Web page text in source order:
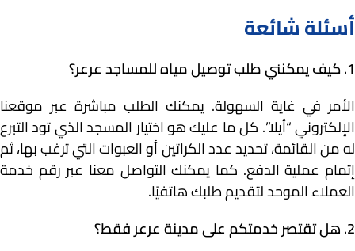
أسئلة شائعة
1. كيف يمكنني طلب توصيل مياه للمساجد عرعر؟
الأمر في غاية السهولة. يمكنك الطلب مباشرة عبر موقعنا
الإلكتروني “أيلا”. كل ما عليك هو اختيار المسجد الذي تود التبرع
له من القائمة، تحديد عدد الكراتين أو العبوات التي ترغب بها، ثم
إتمام عملية الدفع. كما يمكنك التواصل معنا عبر رقم خدمة
العملاء الموحد لتقديم طلبك هاتفيًا.
2. هل تقتصر خدمتكم على مدينة عرعر فقط؟